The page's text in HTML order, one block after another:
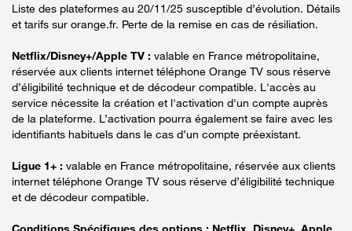
Liste des plateformes au 20/11/25 susceptible d’évolution. Détails
et tarifs sur orange.fr. Perte de la remise en cas de résiliation.
Netflix/Disney+/Apple TV : valable en France métropolitaine,
réservée aux clients internet téléphone Orange TV sous réserve
d’éligibilité technique et de décodeur compatible. L'accès au
service nécessite la création et l'activation d'un compte auprès
de la plateforme. L’activation pourra également se faire avec les
identifiants habituels dans le cas d’un compte préexistant.
Ligue 1+ : valable en France métropolitaine, réservée aux clients
internet téléphone Orange TV sous réserve d’éligibilité technique
et de décodeur compatible.
Conditions Spécifiques des options : Netflix, Disney+, Apple